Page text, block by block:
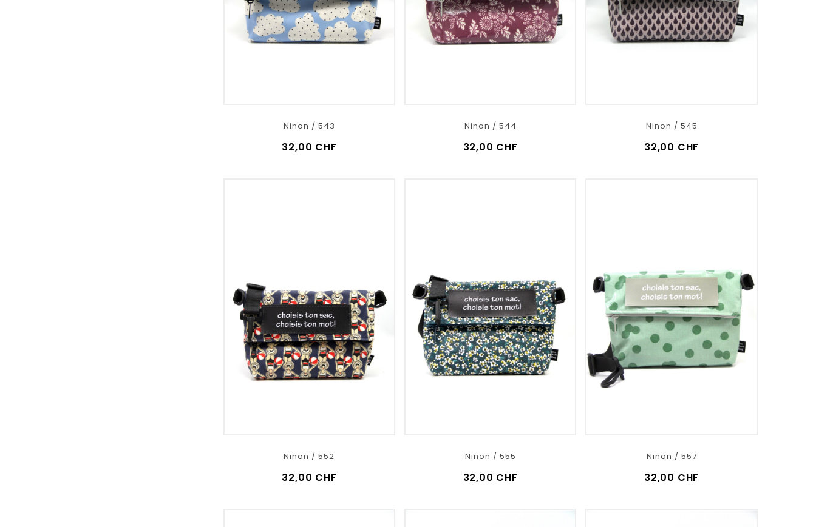
Ninon / 543
32,00 CHF
Ninon / 544
32,00 CHF
Ninon / 545
32,00 CHF
Ninon / 552
32,00 CHF
Ninon / 555
32,00 CHF
Ninon / 557
32,00 CHF